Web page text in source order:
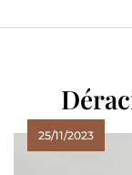
25/11/2023